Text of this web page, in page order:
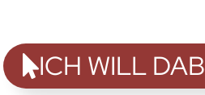
ICH WILL